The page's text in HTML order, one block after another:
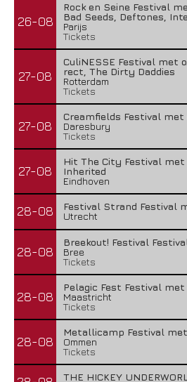
26-08
Rock en Seine Festival
Bad Seeds, Deftones,
Parijs
Tickets
27-08
CuliNESSE Festival met
rect, The Dirty Daddies
Rotterdam
Tickets
27-08
Creamfields Festival met
Daresbury
Tickets
27-08
Hit The City Festival met
Inherited
Eindhoven
28-08
Festival Strand Festival
Utrecht
28-08
Breekout! Festival
Bree
Tickets
28-08
Pelagic Fest Festival met
Maastricht
Tickets
28-08
Metallicamp Festival met
Ommen
Tickets
THE HICKEY